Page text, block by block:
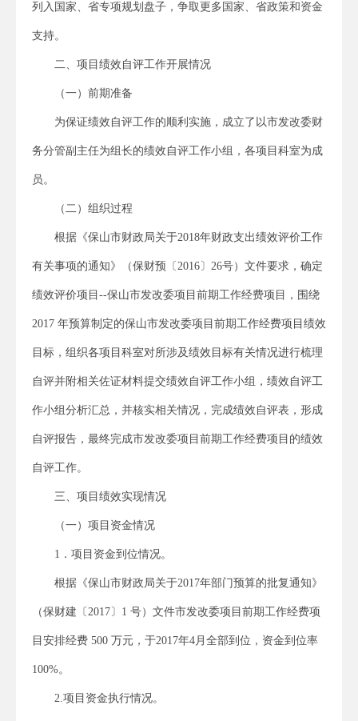
列入国家、省专项规划盘子，争取更多国家、省政策和资金
支持。
二、项目绩效自评工作开展情况
（一）前期准备
为保证绩效自评工作的顺利实施，成立了以市发改委财
务分管副主任为组长的绩效自评工作小组，各项目科室为成
员。
（二）组织过程
根据《保山市财政局关于2018年财政支出绩效评价工作
有关事项的通知》（保财预〔2016〕26号）文件要求，确定
绩效评价项目--保山市发改委项目前期工作经费项目，围绕
2017 年预算制定的保山市发改委项目前期工作经费项目绩效
目标，组织各项目科室对所涉及绩效目标有关情况进行梳理
自评并附相关佐证材料提交绩效自评工作小组，绩效自评工
作小组分析汇总，并核实相关情况，完成绩效自评表，形成
自评报告，最终完成市发改委项目前期工作经费项目的绩效
自评工作。
三、项目绩效实现情况
（一）项目资金情况
1．项目资金到位情况。
根据《保山市财政局关于2017年部门预算的批复通知》
（保财建〔2017〕1 号）文件市发改委项目前期工作经费项
目安排经费 500 万元，于2017年4月全部到位，资金到位率
100%。
2.项目资金执行情况。